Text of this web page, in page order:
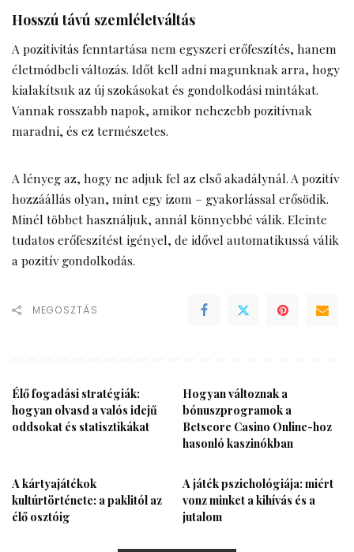
Hosszú távú szemléletváltás
A pozitivitás fenntartása nem egyszeri erőfeszítés, hanem
életmódbeli változás. Időt kell adni magunknak arra, hogy
kialakítsuk az új szokásokat és gondolkodási mintákat.
Vannak rosszabb napok, amikor nehezebb pozitívnak
maradni, és ez természetes.
A lényeg az, hogy ne adjuk fel az első akadálynál. A pozitív
hozzáállás olyan, mint egy izom – gyakorlással erősödik.
Minél többet használjuk, annál könnyebbé válik. Eleinte
tudatos erőfeszítést igényel, de idővel automatikussá válik
a pozitív gondolkodás.
MEGOSZTÁS
Élő fogadási stratégiák:
hogyan olvasd a valós idejű
oddsokat és statisztikákat
Hogyan változnak a
bónuszprogramok a
Betscore Casino Online-hoz
hasonló kaszinókban
A kártyajátékok
kultúrtörténete: a paklitól az
élő osztóig
A játék pszichológiája: miért
vonz minket a kihívás és a
jutalom